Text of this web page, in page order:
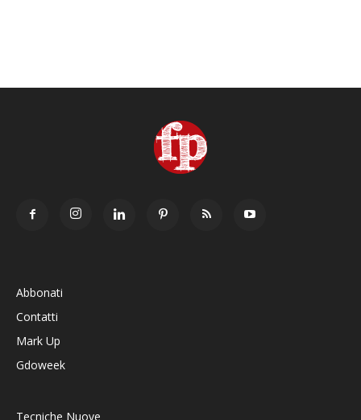
Abbonati
Contatti
Mark Up
Gdoweek
Tecniche Nuove